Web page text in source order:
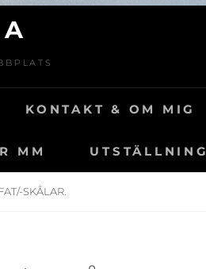
KONTAKT & OM MIG
MM
SKÅLAR.